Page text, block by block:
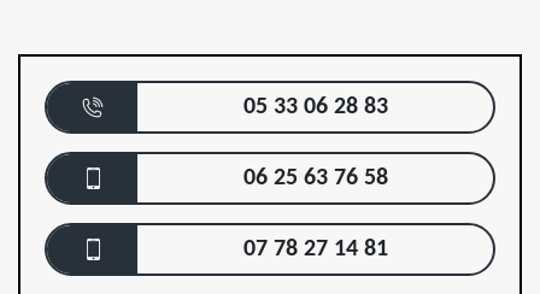
05 33 06 28 83
06 25 63 76 58
07 78 27 14 81